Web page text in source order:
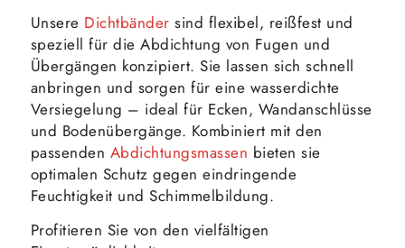
Unsere Dichtbänder sind flexibel, reißfest und
speziell für die Abdichtung von Fugen und
Übergängen konzipiert. Sie lassen sich schnell
anbringen und sorgen für eine wasserdichte
Versiegelung – ideal für Ecken, Wandanschlüsse
und Bodenübergänge. Kombiniert mit den
passenden Abdichtungsmassen bieten sie
optimalen Schutz gegen eindringende
Feuchtigkeit und Schimmelbildung.
Profitieren Sie von den vielfältigen